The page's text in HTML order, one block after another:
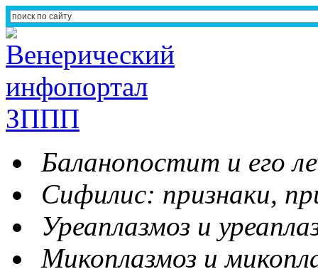
Баланопостит и его
Сифилис: признаки,
Уреаплазмоз и
Микоплазмоз и